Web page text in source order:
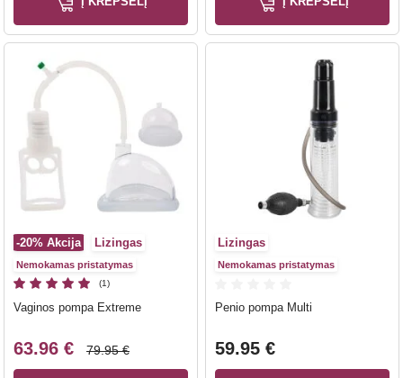
-20% Akcija Lizingas
Nemokamas pristatymas
(1)
Vaginos pompa Extreme
63.96 € 79.95 €
Lizingas
Nemokamas pristatymas
Penio pompa Multi
59.95 €